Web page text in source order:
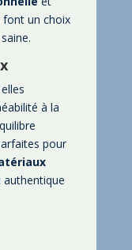
font un choix
à la
pour
authentique